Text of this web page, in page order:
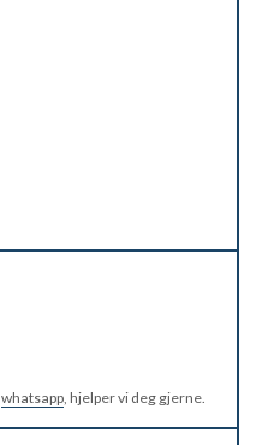
whatsapp, hjelper vi deg gjerne.